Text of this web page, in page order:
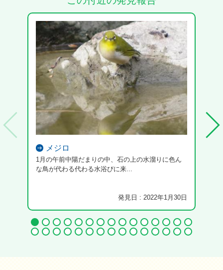
メジロ
1月の午前中陽だまりの中、石の上の水溜りに色ん
な鳥が代わる代わる水浴びに来...
発見日 : 2022年1月30日